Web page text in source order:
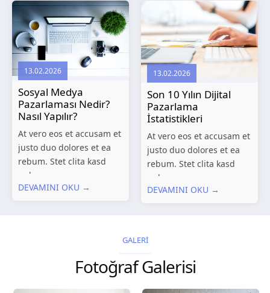
amet. Lorem ipsum dolor
sit amet, consetetur
sadipscing elitr, sed...
sadipscing elitr, sed...
13.02.2026
Sosyal Medya
Pazarlaması Nedir?
Nasıl Yapılır?
At vero eos et accusam et
justo duo dolores et ea
rebum. Stet clita kasd
gubergren, no sea
takimata sanctus est
DEVAMINI OKU →
13.02.2026
Son 10 Yılın Dijital
Pazarlama
İstatistikleri
At vero eos et accusam et
justo duo dolores et ea
rebum. Stet clita kasd
gubergren, no sea
takimata sanctus est
sadipscing elitr, sed...
DEVAMINI OKU →
GALERİ
Fotoğraf Galerisi